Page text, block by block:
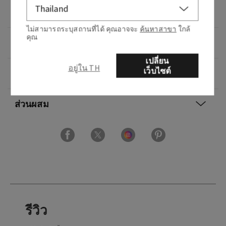
สดชื่น
ภาพรวม
ส่วนผสม
รีวิว
ไม่สามารถระบุสถานที่ได้ คุณอาจจะ ค้นหาสาขา ใกล้
คุณ
อยู่ใน TH
เปลี่ยน
เว็บไซต์